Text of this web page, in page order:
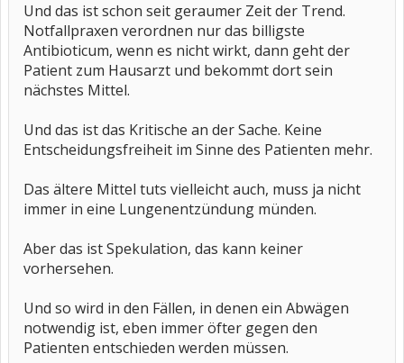
Und das ist schon seit geraumer Zeit der Trend.
Notfallpraxen verordnen nur das billigste
Antibioticum, wenn es nicht wirkt, dann geht der
Patient zum Hausarzt und bekommt dort sein
nächstes Mittel.
Und das ist das Kritische an der Sache. Keine
Entscheidungsfreiheit im Sinne des Patienten mehr.
Das ältere Mittel tuts vielleicht auch, muss ja nicht
immer in eine Lungenentzündung münden.
Aber das ist Spekulation, das kann keiner
vorhersehen.
Und so wird in den Fällen, in denen ein Abwägen
notwendig ist, eben immer öfter gegen den
Patienten entschieden werden müssen.